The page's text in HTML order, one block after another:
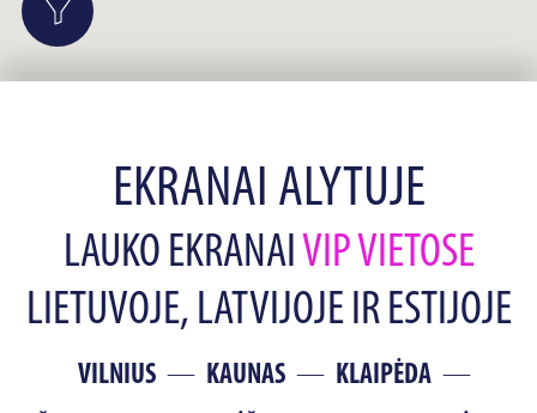
EKRANAI ALYTUJE
LAUKO EKRANAI VIP VIETOSE
LIETUVOJE, LATVIJOJE IR ESTIJOJE
VILNIUS KAUNAS
KLAIPĖDA